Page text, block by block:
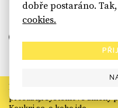
Rekonstrukce státu končí.
prosazují systémové změny
dobře postaráno.
cookies.